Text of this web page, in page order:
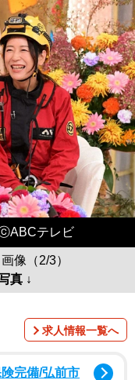
テレビ
像（2/3）
真 ↓
求人情報一覧へ
完備/弘前市